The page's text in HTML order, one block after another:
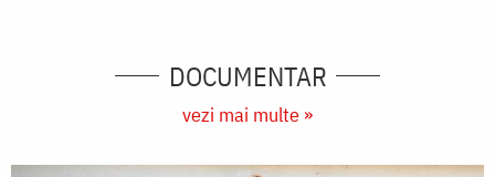
DOCUMENTAR
vezi mai multe »